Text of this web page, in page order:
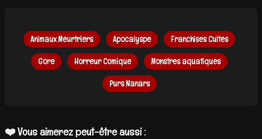
Animaux Meurtriers Apocalyspe Franchises Cultes
Gore Horreur Comique Monstres aquatiques
Purs Nanars
❤️ Vous aimerez peut-être aussi :